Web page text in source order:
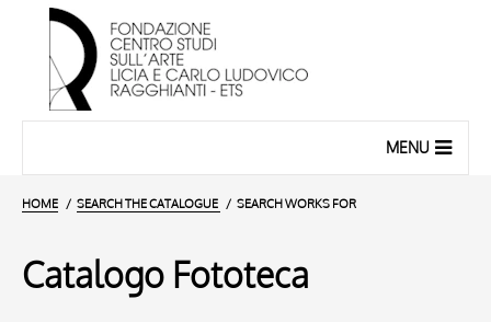
MENU
HOME SEARCH THE CATALOGUE SEARCH WORKS FOR
Catalogo Fototeca